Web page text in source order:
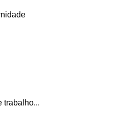
trabalho...